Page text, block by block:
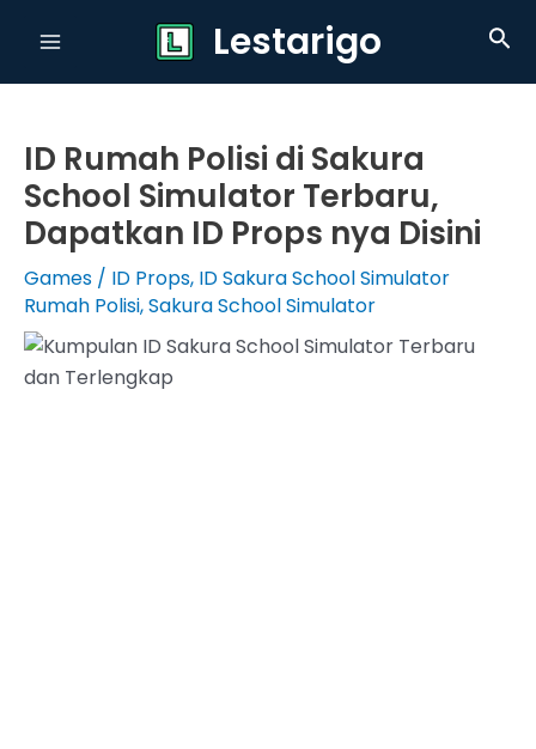
Lestarigo
ID Rumah Polisi di Sakura
School Simulator Terbaru,
Dapatkan ID Props nya Disini
Games / ID Props, ID Sakura School Simulator
Rumah Polisi,Sakura School Simulator